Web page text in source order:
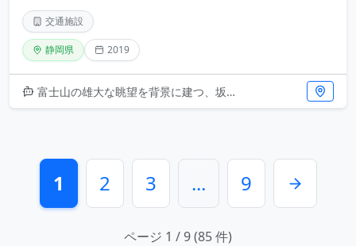
交通施設
静岡県 2019
富士山の雄大な眺望を背景に建つ、坂茂による空港ターミナルの傑作です。2019年の増築・改修では、紙管などの革新的素材を活
1 2 3 ... 9
ページ 1 / 9 (85 件)